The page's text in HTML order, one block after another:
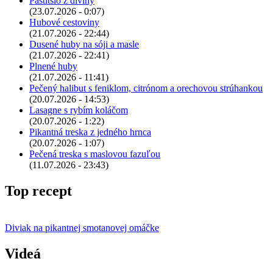
(23.07.2026 - 0:07)
Hubové cestoviny
(21.07.2026 - 22:44)
Dusené huby na sóji a masle
(21.07.2026 - 22:41)
Plnené huby
(21.07.2026 - 11:41)
Pečený halibut s feniklom, citrónom a orechovou strúhankou
(20.07.2026 - 14:53)
Lasagne s rybím koláčom
(20.07.2026 - 1:22)
Pikantná treska z jedného hrnca
(20.07.2026 - 1:07)
Pečená treska s maslovou fazuľou
(11.07.2026 - 23:43)
Top recept
Diviak na pikantnej smotanovej omáčke
Videá